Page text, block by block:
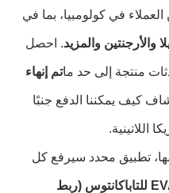
في كولومبيا، بما في
والمزيد. احصل
منتجة إلى حد ماتم إنهاء
كيف يمكننا الدفع جنبًا
اللاتينية.
تطبيق محدد سيرفع كل
مادة لاصقة ساخنة تذوب EVA للتاباكانتوس (ربط